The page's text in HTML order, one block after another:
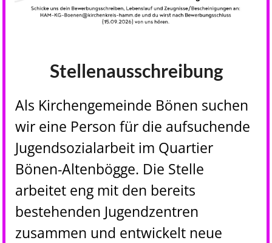
Stellenausschreibung
Als Kirchengemeinde Bönen suchen
wir eine Person für die aufsuchende
Jugendsozialarbeit im Quartier
Bönen-Altenbögge. Die Stelle
arbeitet eng mit den bereits
bestehenden Jugendzentren
zusammen und entwickelt neue